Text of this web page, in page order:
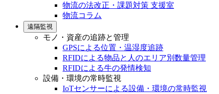
物流の法改正・課題対策 支援室
物流コラム
遠隔監視
モノ・資産の追跡と管理
GPSによる位置・温湿度追跡
RFIDによる物品と人のエリア別数量管理
RFIDによる牛の発情検知
設備・環境の常時監視
IoTセンサーによる設備・環境の常時監視